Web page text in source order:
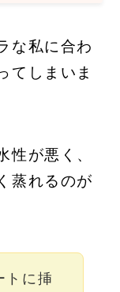
な私に合わ
てしまいま
性が悪く、
蒸れるのが
トに挿